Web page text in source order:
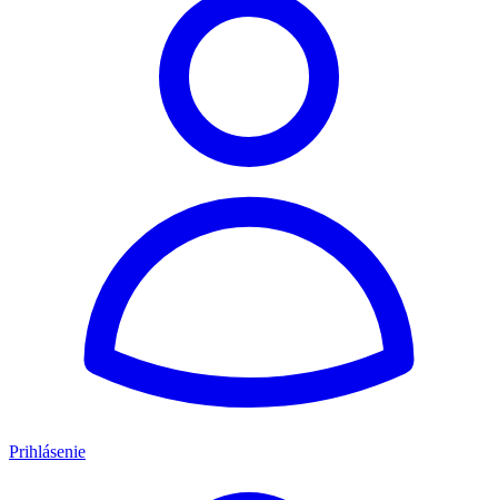
Prihlásenie